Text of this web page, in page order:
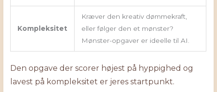
Kompleksitet
Kræver den kreativ dømmekraft,
eller følger den et mønster?
Mønster-opgaver er ideelle til AI.
Den opgave der scorer højest på hyppighed og
lavest på kompleksitet er jeres startpunkt.